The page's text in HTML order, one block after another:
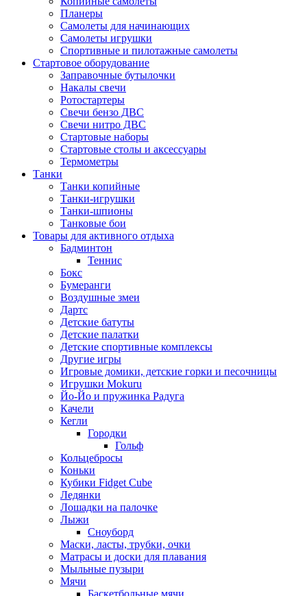
Планеры
Самолеты для начинающих
Самолеты игрушки
Спортивные и пилотажные самолеты
Стартовое оборудование
Заправочные бутылочки
Накалы свечи
Ротостартеры
Свечи бензо ДВС
Свечи нитро ДВС
Стартовые наборы
Стартовые столы и аксессуары
Термометры
Танки
Танки копийные
Танки-игрушки
Танки-шпионы
Танковые бои
Товары для активного отдыха
Бадминтон
Теннис
Бокс
Бумеранги
Воздушные змеи
Дартс
Детские батуты
Детские палатки
Детские спортивные комплексы
Другие игры
Игровые домики, детские горки и песочницы
Игрушки Mokuru
Йо-Йо и пружинка Радуга
Качели
Кегли
Городки
Гольф
Кольцебросы
Коньки
Кубики Fidget Cube
Ледянки
Лошадки на палочке
Лыжи
Сноуборд
Маски, ласты, трубки, очки
Матрасы и доски для плавания
Мыльные пузыри
Мячи
Баскетбольные мячи